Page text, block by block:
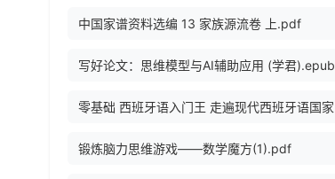
中国家谱资料选编 13 家族源流卷 上.pdf
写好论文：思维模型与AI辅助应用 (学君).epub
锻炼脑力思维游戏——数学魔方(1).pdf